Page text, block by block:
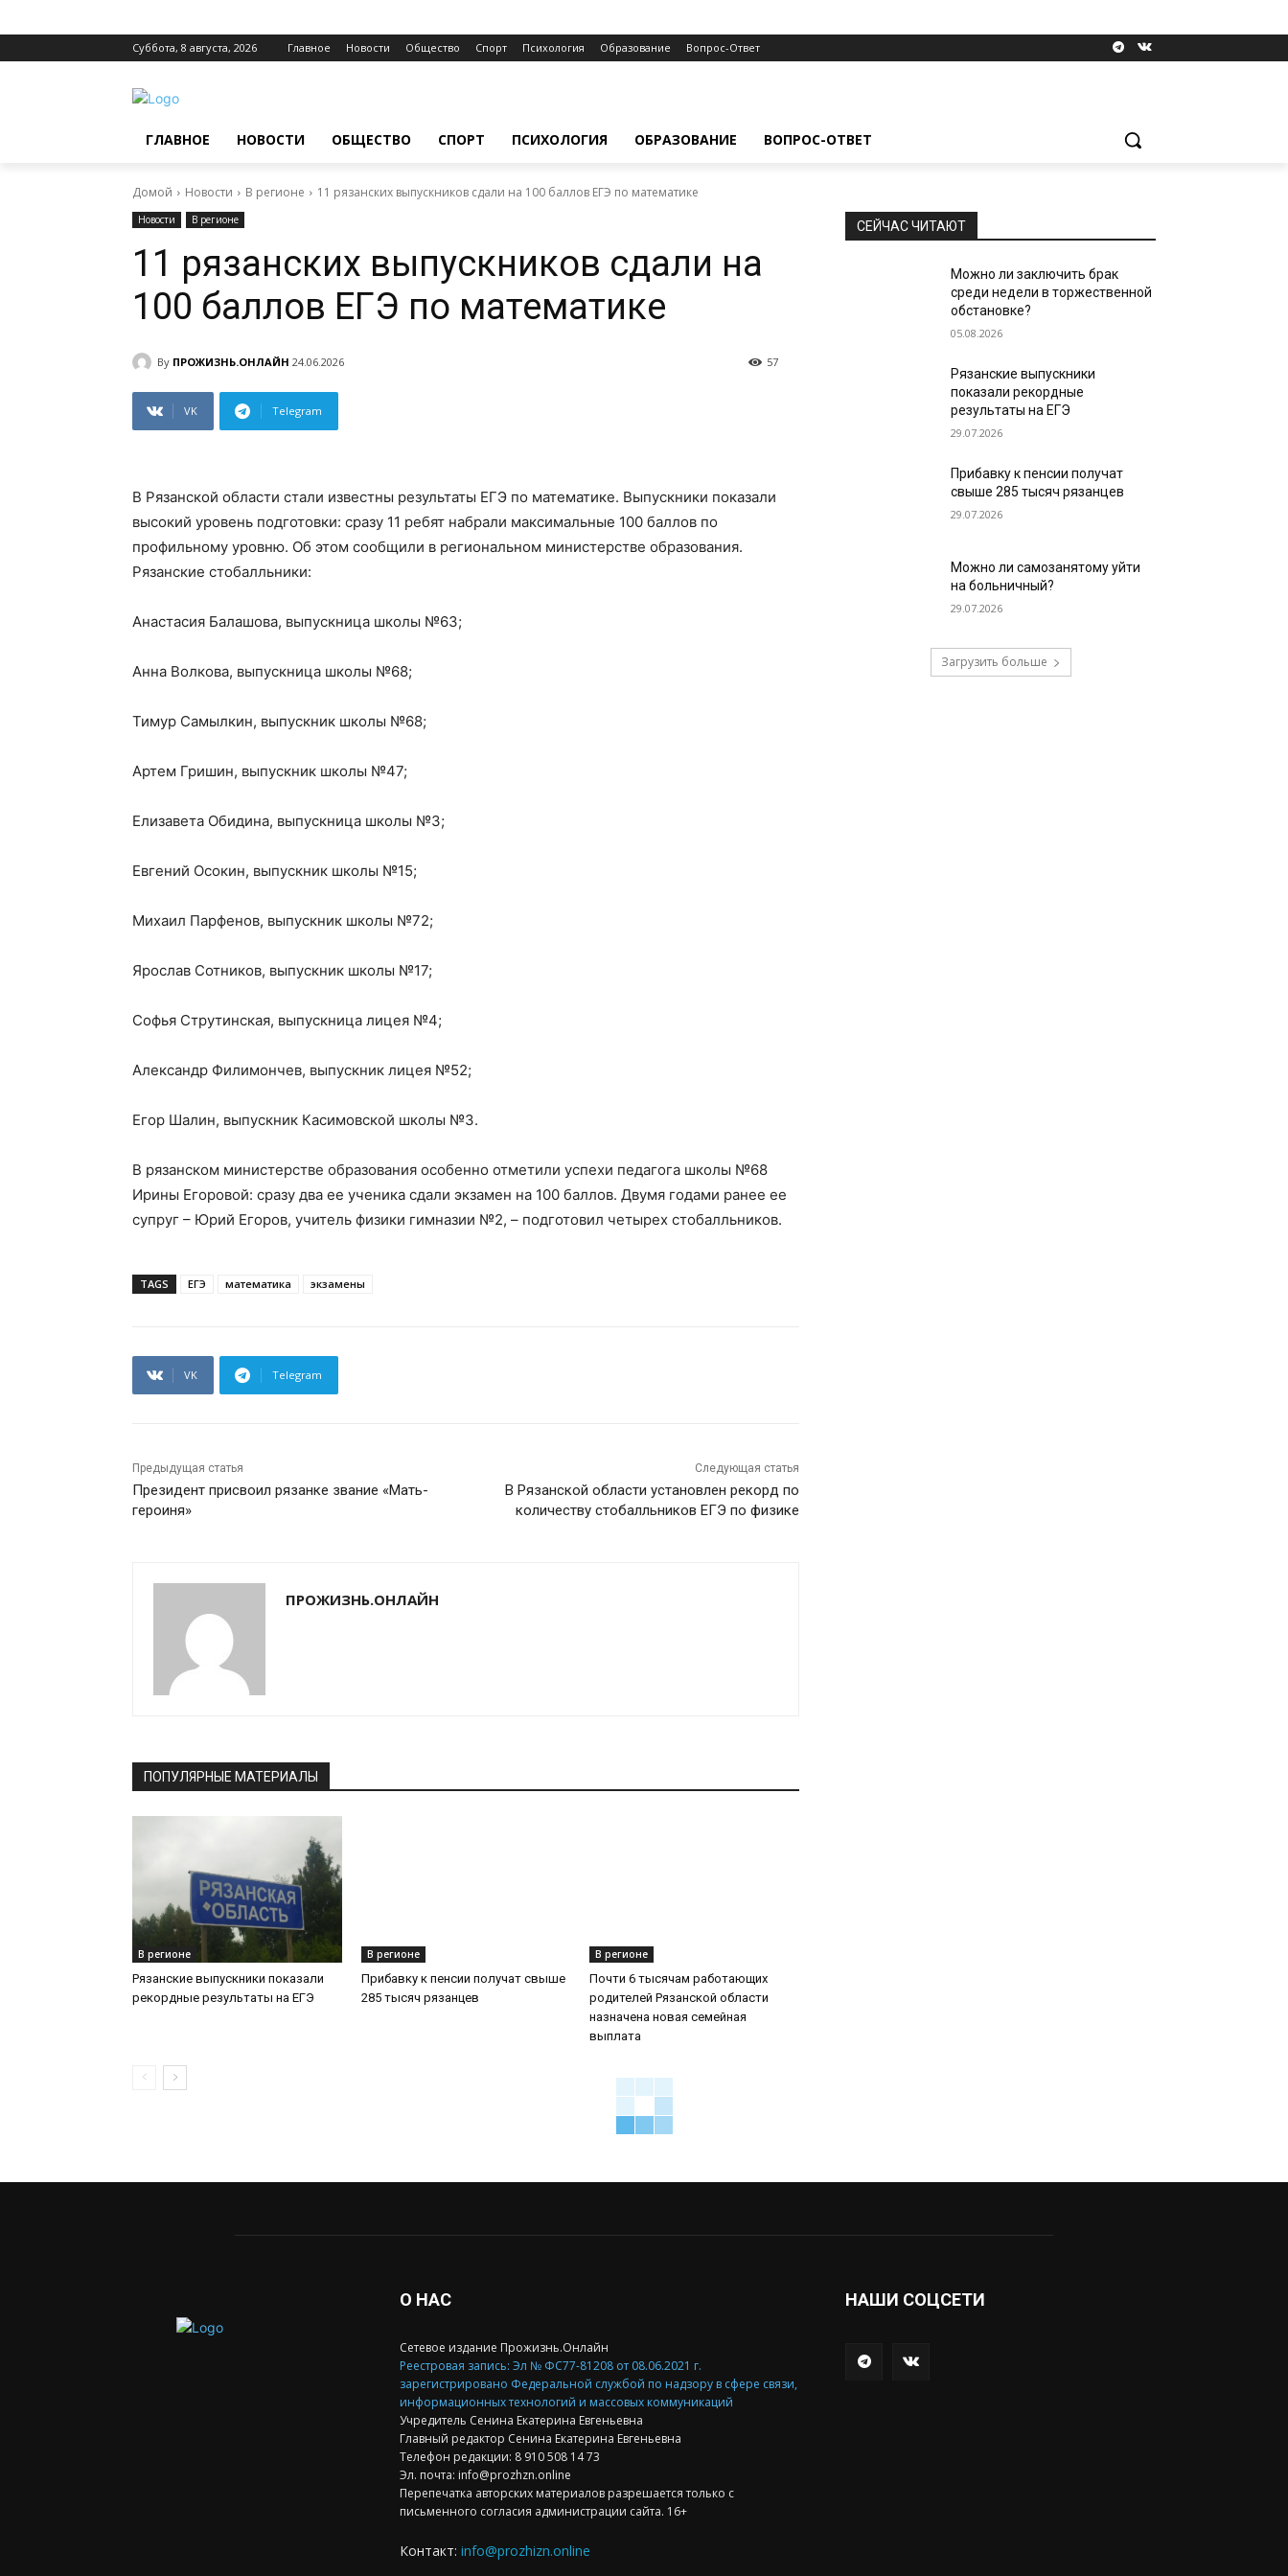
Суббота, 8 августа, 2026 Главное Новости Общество Спорт Психология Образование Вопрос-Ответ
ГЛАВНОЕ НОВОСТИ ОБЩЕСТВО СПОРТ ПСИХОЛОГИЯ ОБРАЗОВАНИЕ ВОПРОС-ОТВЕТ
Домой Новости В регионе 11 рязанских выпускников сдали на 100 баллов ЕГЭ по математике
Новости В регионе
11 рязанских выпускников сдали на
100 баллов ЕГЭ по математике
By ПРОЖИЗНЬ.ОНЛАЙН 24.06.2026 57
VK Telegram
В Рязанской области стали известны результаты ЕГЭ по математике. Выпускники показали
высокий уровень подготовки: сразу 11 ребят набрали максимальные 100 баллов по
профильному уровню. Об этом сообщили в региональном министерстве образования.
Рязанские стобалльники:
Анастасия Балашова, выпускница школы №63;
Анна Волкова, выпускница школы №68;
Тимур Самылкин, выпускник школы №68;
Артем Гришин, выпускник школы №47;
Елизавета Обидина, выпускница школы №3;
Евгений Осокин, выпускник школы №15;
Михаил Парфенов, выпускник школы №72;
Ярослав Сотников, выпускник школы №17;
Софья Струтинская, выпускница лицея №4;
Александр Филимончев, выпускник лицея №52;
Егор Шалин, выпускник Касимовской школы №3.
В рязанском министерстве образования особенно отметили успехи педагога школы №68
Ирины Егоровой: сразу два ее ученика сдали экзамен на 100 баллов. Двумя годами ранее ее
супруг – Юрий Егоров, учитель физики гимназии №2, – подготовил четырех стобалльников.
TAGS ЕГЭ математика экзамены
VK Telegram
Предыдущая статья
Президент присвоил рязанке звание «Мать-
героиня»
Следующая статья
В Рязанской области установлен рекорд по
количеству стобалльников ЕГЭ по физике
ПРОЖИЗНЬ.ОНЛАЙН
ПОПУЛЯРНЫЕ МАТЕРИАЛЫ
В регионе
Рязанские выпускники показали
рекордные результаты на ЕГЭ
В регионе
Прибавку к пенсии получат свыше
285 тысяч рязанцев
В регионе
Почти 6 тысячам работающих
родителей Рязанской области
назначена новая семейная
выплата
СЕЙЧАС ЧИТАЮТ
Можно ли заключить брак
среди недели в торжественной
обстановке?
05.08.2026
Рязанские выпускники
показали рекордные
результаты на ЕГЭ
29.07.2026
Прибавку к пенсии получат
свыше 285 тысяч рязанцев
29.07.2026
Можно ли самозанятому уйти
на больничный?
29.07.2026
Загрузить больше
О НАС
Сетевое издание Прожизнь.Онлайн
Реестровая запись: Эл № ФС77-81208 от 08.06.2021 г.
зарегистрировано Федеральной службой по надзору в сфере связи,
информационных технологий и массовых коммуникаций
Учредитель Сенина Екатерина Евгеньевна
Главный редактор Сенина Екатерина Евгеньевна
Телефон редакции: 8 910 508 14 73
Эл. почта: info@prozhzn.online
Перепечатка авторских материалов разрешается только с
письменного согласия администрации сайта. 16+
Контакт: info@prozhizn.online
НАШИ СОЦСЕТИ